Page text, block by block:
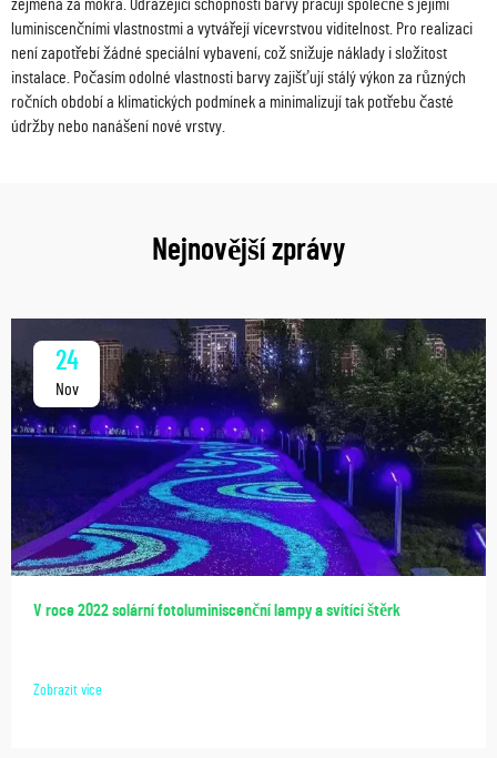
zejména za mokra. Odrážející schopnosti barvy pracují společně s jejími
luminiscenčními vlastnostmi a vytvářejí vícevrstvou viditelnost. Pro realizaci
není zapotřebí žádné speciální vybavení, což snižuje náklady i složitost
instalace. Počasím odolné vlastnosti barvy zajišťují stálý výkon za různých
ročních období a klimatických podmínek a minimalizují tak potřebu časté
údržby nebo nanášení nové vrstvy.
Nejnovější zprávy
24
Nov
V roce 2022 solární fotoluminiscenční lampy a svítící štěrk
Zobrazit více